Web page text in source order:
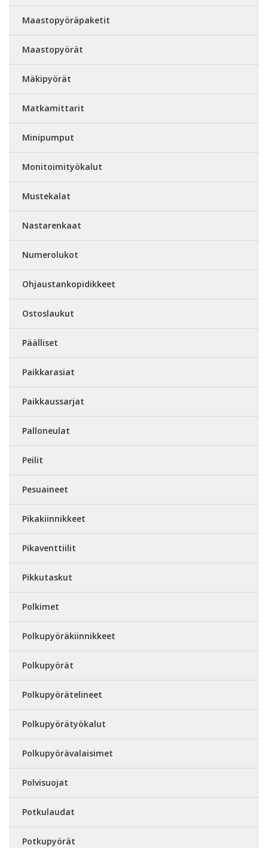
Maastopyöräpaketit
Maastopyörät
Mäkipyörät
Matkamittarit
Minipumput
Monitoimityökalut
Mustekalat
Nastarenkaat
Numerolukot
Ohjaustankopidikkeet
Ostoslaukut
Päälliset
Paikkarasiat
Paikkaussarjat
Palloneulat
Peilit
Pesuaineet
Pikakiinnikkeet
Pikaventtiilit
Pikkutaskut
Polkimet
Polkupyöräkiinnikkeet
Polkupyörät
Polkupyörätelineet
Polkupyörätyökalut
Polkupyörävalaisimet
Polvisuojat
Potkulaudat
Potkupyörät